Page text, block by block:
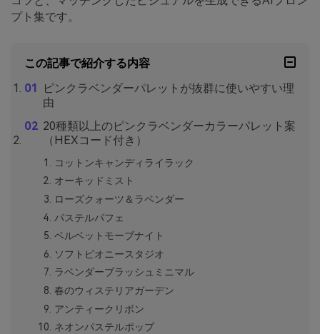
プト集です。
この記事で紹介する内容
ピンクラベンダーパレットが抜群に使いやすい理
由
20種類以上のピンクラベンダーカラーパレット案
（HEXコード付き）
コットンキャンディライラック
オーキッドミスト
ローズクォーツ＆ラベンダー
パステルパフェ
ベルベットモーブナイト
ソフトピオニースタジオ
ラベンダーブラッシュミニマル
春のウィステリアガーデン
アンティークリボン
ネオンパステルポップ